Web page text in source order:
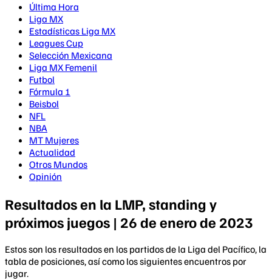
Última Hora
Liga MX
Estadísticas Liga MX
Leagues Cup
Selección Mexicana
Liga MX Femenil
Futbol
Fórmula 1
Beisbol
NFL
NBA
MT Mujeres
Actualidad
Otros Mundos
Opinión
Resultados en la LMP, standing y
próximos juegos | 26 de enero de 2023
Estos son los resultados en los partidos de la Liga del Pacífico, la
tabla de posiciones, así como los siguientes encuentros por
jugar.